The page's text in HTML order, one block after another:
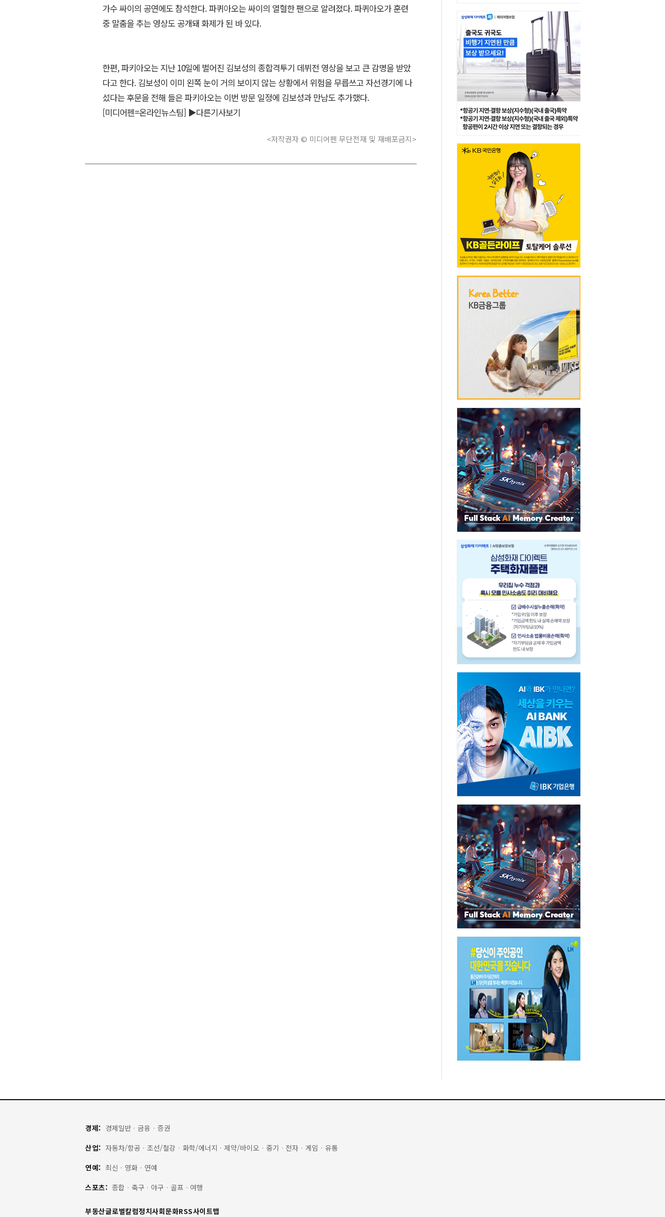
가수 싸이의 공연에도 참석한다. 파퀴아오는 싸이의 열혈한 팬으로 알려졌다. 파퀴아오가 훈련
중 말춤을 추는 영상도 공개돼 화제가 된 바 있다.
한편, 파키아오는 지난 10일에 벌어진 김보성의 종합격투기 데뷔전 영상을 보고 큰 감명을 받았
다고 한다. 김보성이 이미 왼쪽 눈이 거의 보이지 않는 상황에서 위험을 무릅쓰고 자선경기에 나
섰다는 후문을 전해 들은 파키아오는 이번 방문 일정에 김보성과 만남도 추가했다.
[미디어펜=온라인뉴스팀] ▶다른기사보기
<저작권자 © 미디어펜 무단전재 및 재배포금지>
경제: 경제일반 · 금융 · 증권
산업: 자동차/항공 · 조선/철강 · 화학/에너지 · 제약/바이오 · 중기 · 전자 · 게임 · 유통
연예: 최신 · 영화 · 연예
스포츠: 종합 · 축구 · 야구 · 골프 · 여행
부동산글로벌칼럼정치사회문화RSS사이트맵